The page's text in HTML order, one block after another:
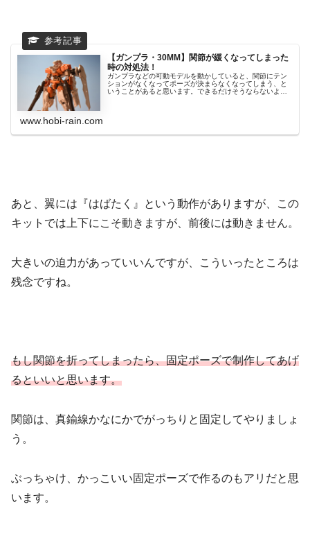
【ガンプラ・30MM】関節が緩くなってしまった
時の対処法！
ガンプラなどの可動モデルを動かしていると、関節にテン
ションがなくなってポーズが決まらなくなってしまう、と
いうことがあると思います。できるだけそうならないよ
www.hobi-rain.com
あと、翼には『はばたく』という動作がありますが、この
キットでは上下にこそ動きますが、前後には動きません。
大きいの迫力があっていいんですが、こういったところは
残念ですね。
もし関節を折ってしまったら、固定ポーズで制作してあげ
るといいと思います。
関節は、真鍮線かなにかでがっちりと固定してやりましょ
う。
ぶっちゃけ、かっこいい固定ポーズで作るのもアリだと思
います。